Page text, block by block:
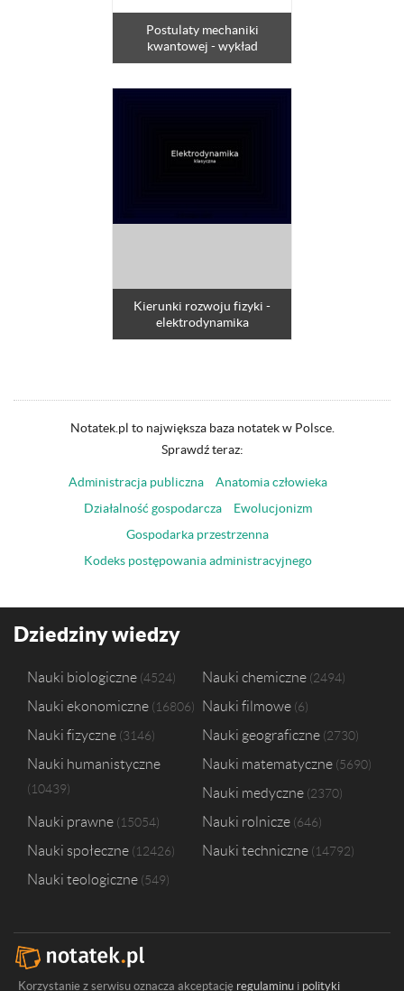
Postulaty mechaniki
kwantowej - wykład
Kierunki rozwoju fizyki -
elektrodynamika
Notatek.pl to największa baza notatek w Polsce.
Sprawdź teraz:
Administracja publiczna
Anatomia człowieka
Działalność gospodarcza
Ewolucjonizm
Gospodarka przestrzenna
Kodeks postępowania administracyjnego
Dziedziny wiedzy
Nauki biologiczne 4524 Nauki chemiczne 2494
Nauki ekonomiczne 16806 Nauki filmowe 6
Nauki fizyczne 3146 Nauki geograficzne 2730
Nauki humanistyczne
10439
Nauki matematyczne 5690
Nauki medyczne 2370
Nauki prawne 15054 Nauki rolnicze 646
Nauki społeczne 12426 Nauki techniczne 14792
Nauki teologiczne 549
Korzystanie z serwisu oznacza akceptację regulaminu i polityki